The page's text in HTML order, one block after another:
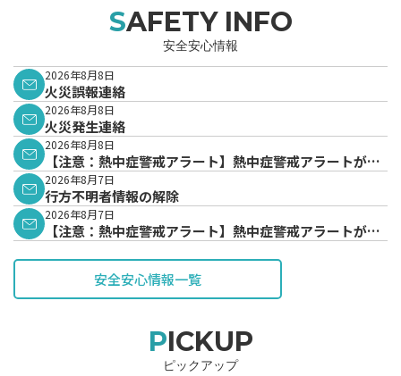
SAFETY INFO
安全安心情報
2026年8月8日
火災誤報連絡
2026年8月8日
火災発生連絡
2026年8月8日
【注意：熱中症警戒アラート】熱中症警戒アラートが発
表されています。
2026年8月7日
行方不明者情報の解除
2026年8月7日
【注意：熱中症警戒アラート】熱中症警戒アラートが発
安全安心情報一覧
PICKUP
ピックアップ